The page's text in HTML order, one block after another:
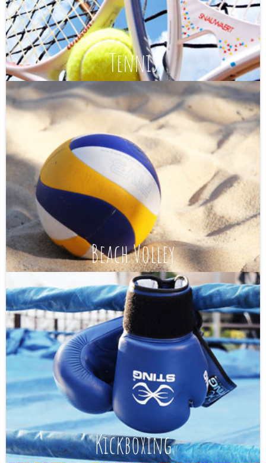
Tennis
Beach Volley
Kickboxing